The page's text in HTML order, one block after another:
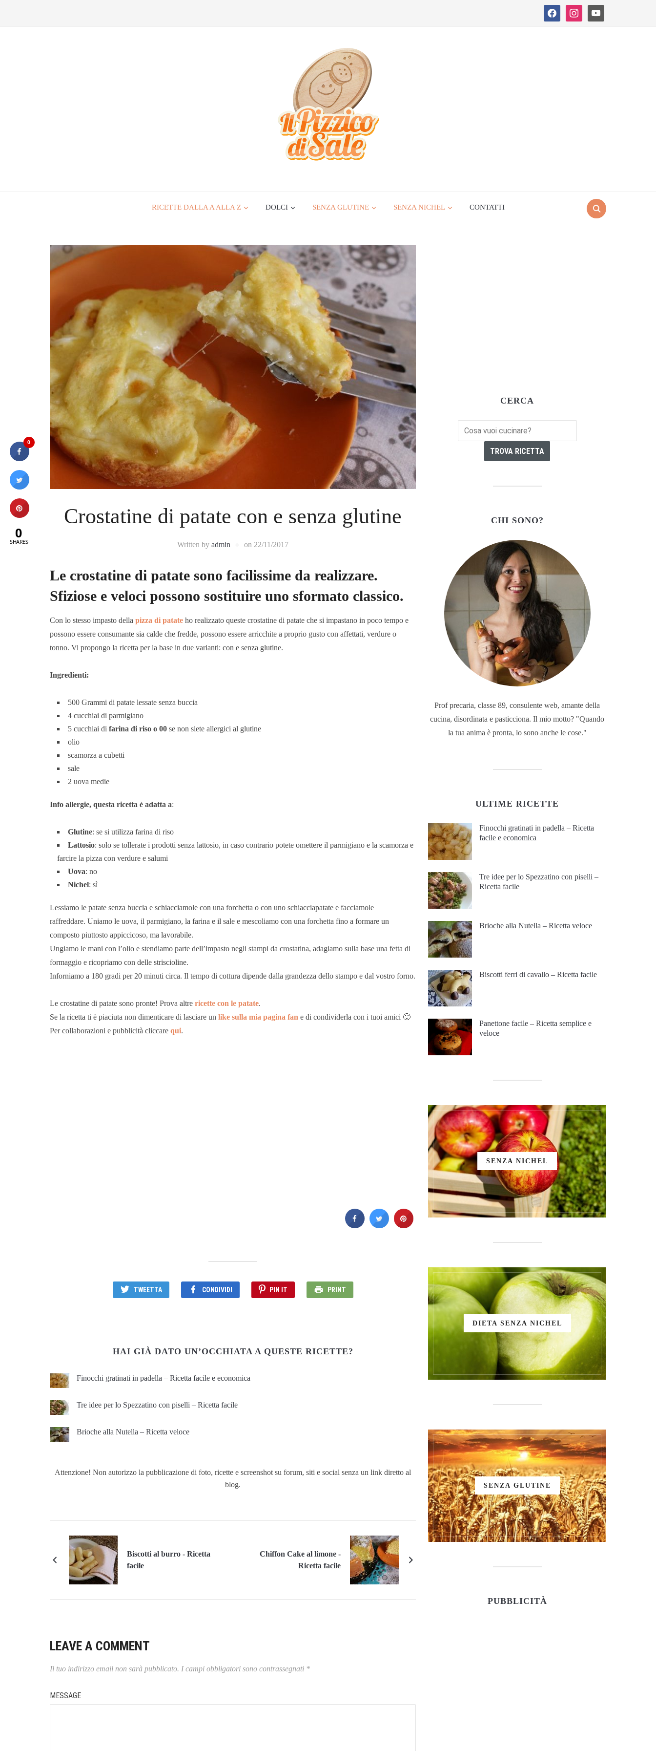
facebook instagram youtube
RICETTE DALLA A ALLA Z DOLCI SENZA GLUTINE SENZA NICHEL CONTATTI
Crostatine di patate con e senza glutine
Written by admin on 22/11/2017
Le crostatine di patate sono facilissime da realizzare.
Sfiziose e veloci possono sostituire uno sformato classico.
Con lo stesso impasto della pizza di patate ho realizzato queste crostatine di patate che si impastano in poco tempo e
possono essere consumante sia calde che fredde, possono essere arricchite a proprio gusto con affettati, verdure o
tonno. Vi propongo la ricetta per la base in due varianti: con e senza glutine.
Ingredienti:
500 Grammi di patate lessate senza buccia
4 cucchiai di parmigiano
5 cucchiai di farina di riso o 00 se non siete allergici al glutine
olio
scamorza a cubetti
sale
2 uova medie
Info allergie, questa ricetta è adatta a:
Glutine: se si utilizza farina di riso
Lattosio: solo se tollerate i prodotti senza lattosio, in caso contrario potete omettere il parmigiano e la scamorza e
farcire la pizza con verdure e salumi
Uova: no
Nichel: sì
Lessiamo le patate senza buccia e schiacciamole con una forchetta o con uno schiacciapatate e facciamole
raffreddare. Uniamo le uova, il parmigiano, la farina e il sale e mescoliamo con una forchetta fino a formare un
composto piuttosto appiccicoso, ma lavorabile.
Ungiamo le mani con l’olio e stendiamo parte dell’impasto negli stampi da crostatina, adagiamo sulla base una fetta di
formaggio e ricopriamo con delle striscioline.
Inforniamo a 180 gradi per 20 minuti circa. Il tempo di cottura dipende dalla grandezza dello stampo e dal vostro forno.
Le crostatine di patate sono pronte! Prova altre ricette con le patate.
Se la ricetta ti è piaciuta non dimenticare di lasciare un like sulla mia pagina fan e di condividerla con i tuoi amici 🙂
Per collaborazioni e pubblicità cliccare qui.
TWEETTA CONDIVIDI PIN IT PRINT
HAI GIÀ DATO UN’OCCHIATA A QUESTE RICETTE?
Finocchi gratinati in padella – Ricetta facile e economica
Tre idee per lo Spezzatino con piselli – Ricetta facile
Brioche alla Nutella – Ricetta veloce
Attenzione! Non autorizzo la pubblicazione di foto, ricette e screenshot su forum, siti e social senza un link diretto al
blog.
Biscotti al burro - Ricetta
facile
Chiffon Cake al limone -
Ricetta facile
LEAVE A COMMENT
Il tuo indirizzo email non sarà pubblicato. I campi obbligatori sono contrassegnati *
MESSAGE
CERCA
CHI SONO?
Prof precaria, classe 89, consulente web, amante della
cucina, disordinata e pasticciona. Il mio motto? "Quando
la tua anima è pronta, lo sono anche le cose."
ULTIME RICETTE
Finocchi gratinati in padella – Ricetta
facile e economica
Tre idee per lo Spezzatino con piselli –
Ricetta facile
Brioche alla Nutella – Ricetta veloce
Biscotti ferri di cavallo – Ricetta facile
Panettone facile – Ricetta semplice e
veloce
SENZA NICHEL
DIETA SENZA NICHEL
SENZA GLUTINE
PUBBLICITÀ
0
0
SHARES